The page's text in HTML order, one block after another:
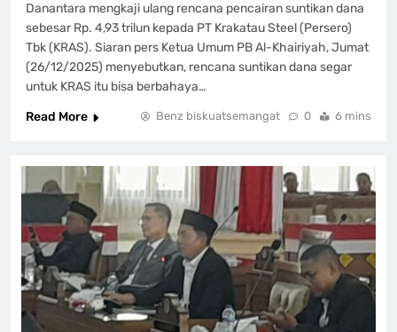
Danantara mengkaji ulang rencana pencairan suntikan dana
sebesar Rp. 4,93 trilun kepada PT Krakatau Steel (Persero)
Tbk (KRAS). Siaran pers Ketua Umum PB Al-Khairiyah, Jumat
(26/12/2025) menyebutkan, rencana suntikan dana segar
untuk KRAS itu bisa berbahaya…
Read More
Benz biskuatsemangat 0 6 mins